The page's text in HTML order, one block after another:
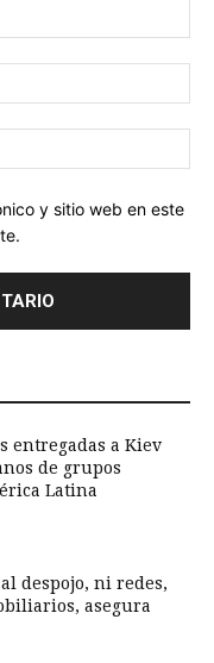
y sitio web en este
entregadas a Kiev
de grupos
Latina
despojo, ni redes,
asegura